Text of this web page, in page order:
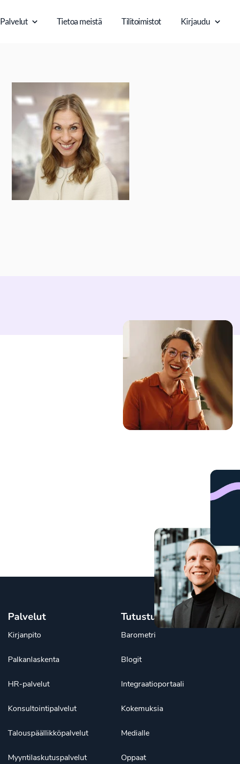
Palvelut Tietoa meistä Tilitoimistot Kirjaudu
Palvelut
Kirjanpito
Palkanlaskenta
HR-palvelut
Konsultointipalvelut
Talouspäällikköpalvelut
Myyntilaskutuspalvelut
Tutustu
Barometri
Blogit
Integraatioportaali
Kokemuksia
Medialle
Oppaat